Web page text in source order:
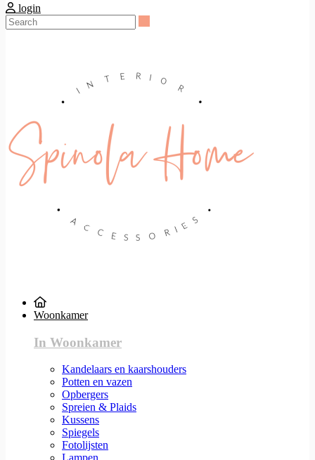
login
Woonkamer
In Woonkamer
Kandelaars en kaarshouders
Potten en vazen
Opbergers
Spreien & Plaids
Kussens
Spiegels
Fotolijsten